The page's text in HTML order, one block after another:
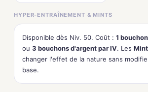
HYPER-ENTRAÎNEMENT & MINTS
Disponible dès Niv. 50. Coût : 1
ou 3 bouchons d'argent par IV. Les
changer l'effet de la nature sans
base.